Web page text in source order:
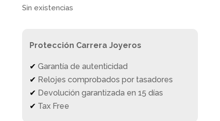
Sin existencias
Protección Carrera Joyeros
✔ Garantía de autenticidad
✔ Relojes comprobados por tasadores
✔ Devolución garantizada en 15 días
✔ Tax Free